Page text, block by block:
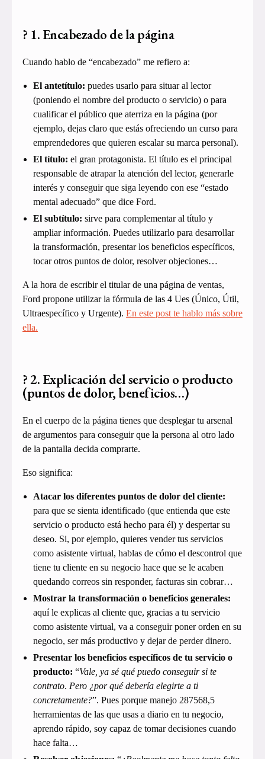
? 1. Encabezado de la página
Cuando hablo de “encabezado” me refiero a:
El antetítulo: puedes usarlo para situar al lector
(poniendo el nombre del producto o servicio) o para
cualificar el público que aterriza en la página (por
ejemplo, dejas claro que estás ofreciendo un curso para
emprendedores que quieren escalar su marca personal).
El título: el gran protagonista. El título es el principal
responsable de atrapar la atención del lector, generarle
interés y conseguir que siga leyendo con ese “estado
mental adecuado” que dice Ford.
El subtítulo: sirve para complementar al título y
ampliar información. Puedes utilizarlo para desarrollar
la transformación, presentar los beneficios específicos,
tocar otros puntos de dolor, resolver objeciones…
A la hora de escribir el titular de una página de ventas,
Ford propone utilizar la fórmula de las 4 Ues (Único, Útil,
Ultraespecífico y Urgente). En este post te hablo más sobre
ella.
? 2. Explicación del servicio o producto
(puntos de dolor, beneficios…)
En el cuerpo de la página tienes que desplegar tu arsenal
de argumentos para conseguir que la persona al otro lado
de la pantalla decida comprarte.
Eso significa:
Atacar los diferentes puntos de dolor del cliente:
para que se sienta identificado (que entienda que este
servicio o producto está hecho para él) y despertar su
deseo. Si, por ejemplo, quieres vender tus servicios
como asistente virtual, hablas de cómo el descontrol que
tiene tu cliente en su negocio hace que se le acaben
quedando correos sin responder, facturas sin cobrar…
Mostrar la transformación o beneficios generales:
aquí le explicas al cliente que, gracias a tu servicio
como asistente virtual, va a conseguir poner orden en su
negocio, ser más productivo y dejar de perder dinero.
Presentar los beneficios específicos de tu servicio o
producto: “Vale, ya sé qué puedo conseguir si te
contrato. Pero ¿por qué debería elegirte a ti
concretamente?”. Pues porque manejo 287568,5
herramientas de las que usas a diario en tu negocio,
aprendo rápido, soy capaz de tomar decisiones cuando
hace falta…